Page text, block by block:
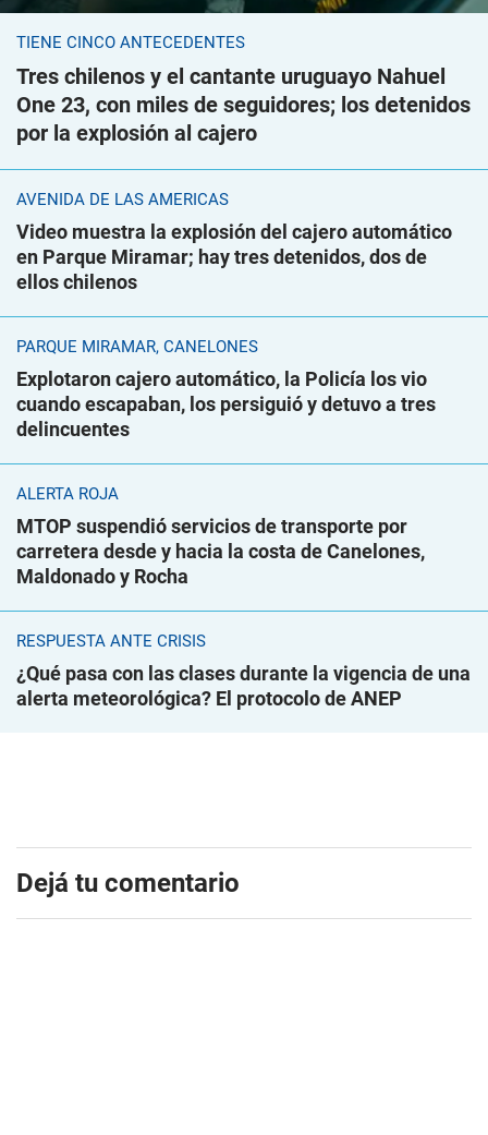
TIENE CINCO ANTECEDENTES
Tres chilenos y el cantante uruguayo Nahuel
One 23, con miles de seguidores; los detenidos
por la explosión al cajero
AVENIDA DE LAS AMÉRICAS
Video muestra la explosión del cajero automático
en Parque Miramar; hay tres detenidos, dos de
ellos chilenos
PARQUE MIRAMAR, CANELONES
Explotaron cajero automático, la Policía los vio
cuando escapaban, los persiguió y detuvo a tres
delincuentes
ALERTA ROJA
MTOP suspendió servicios de transporte por
carretera desde y hacia la costa de Canelones,
Maldonado y Rocha
RESPUESTA ANTE CRISIS
¿Qué pasa con las clases durante la vigencia de una
alerta meteorológica? El protocolo de ANEP
Dejá tu comentario